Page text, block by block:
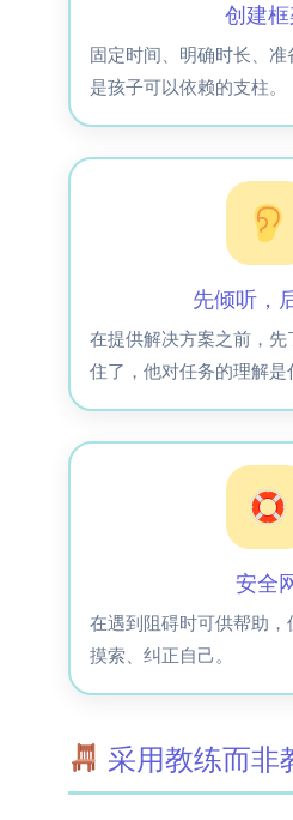
创建
固定时间、明确时长、
是孩子可以依赖的支柱。
先倾听，
在提供解决方案之前，
住了，他对任务的理解是
安全
在遇到阻碍时可供帮助，
摸索、纠正自己。
采用教练而非